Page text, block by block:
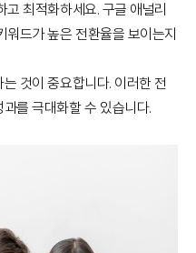
고 최적화하세요. 구글 애널리
워드가 높은 전환율을 보이는지
것이 중요합니다. 이러한 전
를 극대화할 수 있습니다.